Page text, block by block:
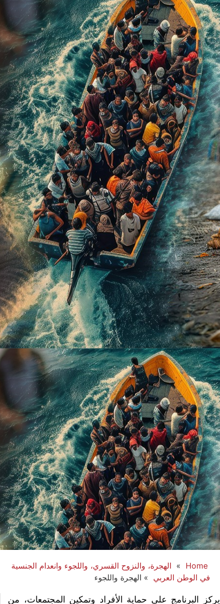
Home
» الهجرة، والنزوح القسري، واللجوء وانعدام الجنسية
في الوطن العربي
» الهجرة واللجوء
البرنامج على حماية الأفراد وتمكين المجتمعات، من